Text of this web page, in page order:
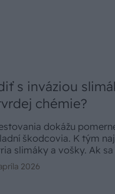
s inváziou
chémie?
dokážu
škodcovia. K tým
slimáky a vošky. Ak
pesticídom, môžete
a nastolenia
2026